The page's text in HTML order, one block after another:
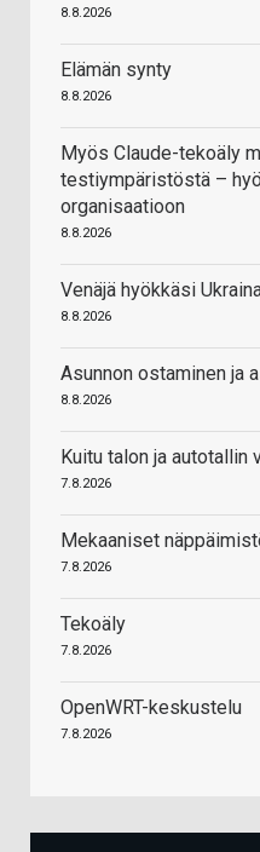
8.8.2026
Elämän synty
8.8.2026
Myös Claude-tekoäly
testiympäristöstä –
organisaatioon
8.8.2026
Venäjä hyökkäsi
8.8.2026
Asunnon ostaminen ja
8.8.2026
Kuitu talon ja autotallin
7.8.2026
Mekaaniset
7.8.2026
Tekoäly
7.8.2026
OpenWRT-keskustelu
7.8.2026